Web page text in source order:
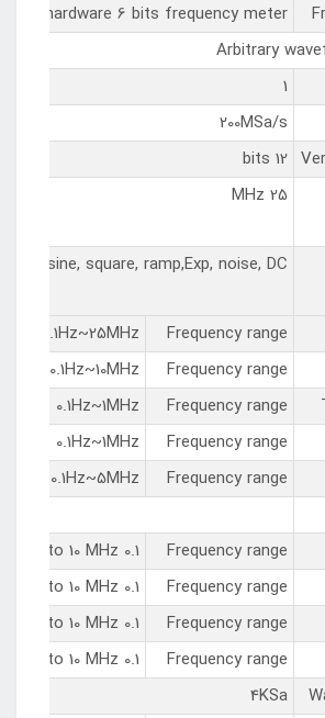
hardware 6 bits frequency meter
Arbitrary
1
200MSa/s
12 bits
25 MHz
sine, square, ramp,Exp, noise, DC
Frequency range
0.1Hz~25MHz
Frequency range
0.1Hz~10MHz
Frequency range
0.1Hz~1MHz
Frequency range
0.1Hz~1MHz
Frequency range
0.1Hz~5MHz
Frequency range
0.1 Hz to 10 MHz
Frequency range
0.1 Hz to 10 MHz
Frequency range
0.1 Hz to 10 MHz
Frequency range
0.1 Hz to 10 MHz
4KSa